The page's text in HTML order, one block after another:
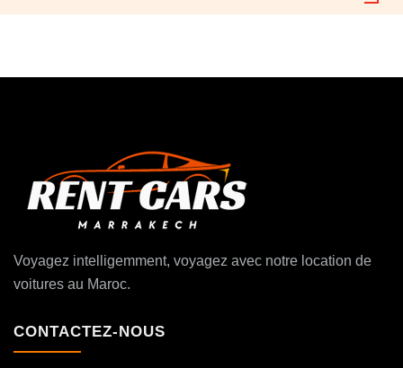
Voyagez intelligemment, voyagez avec notre location de
voitures au Maroc.
CONTACTEZ-NOUS